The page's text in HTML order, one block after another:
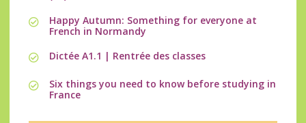
Happy Autumn: Something for everyone at
French in Normandy
Dictée A1.1 | Rentrée des classes
Six things you need to know before studying in
France